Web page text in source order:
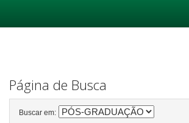
Página de Busca
Buscar em: